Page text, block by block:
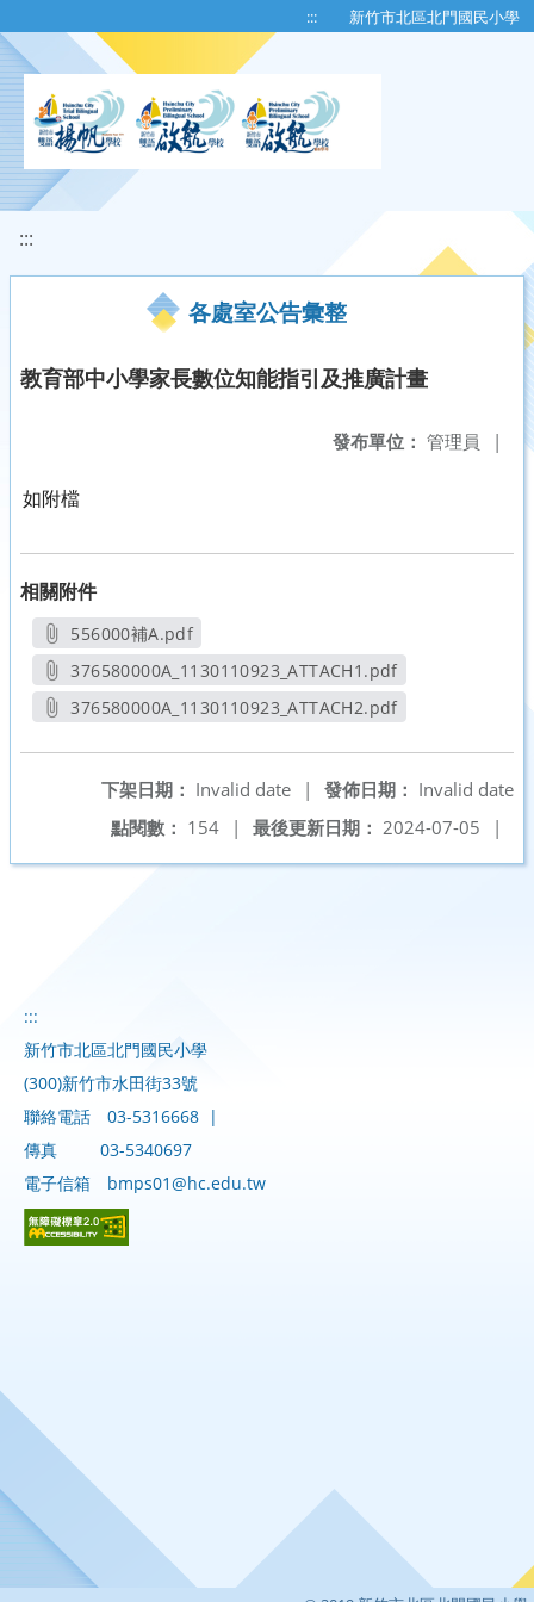
::: 新竹市北區北門國民小學
:::
各處室公告彙整
教育部中小學家長數位知能指引及推廣計畫
發布單位： 管理員 |
如附檔
相關附件
556000補A.pdf
另開新視窗
376580000A_1130110923_ATTACH1.pdf
另開新視窗
376580000A_1130110923_ATTACH2.pdf
發佈日期： Invalid date
下架日期： Invalid date
|
最後更新日期： 2024-07-05 |
點閱數： 154 |
:::
新竹市北區北門國民小學
(300)新竹市水田街33號
聯絡電話
03-5316668 |
傳真
03-5340697
電子信箱
bmps01@hc.edu.tw